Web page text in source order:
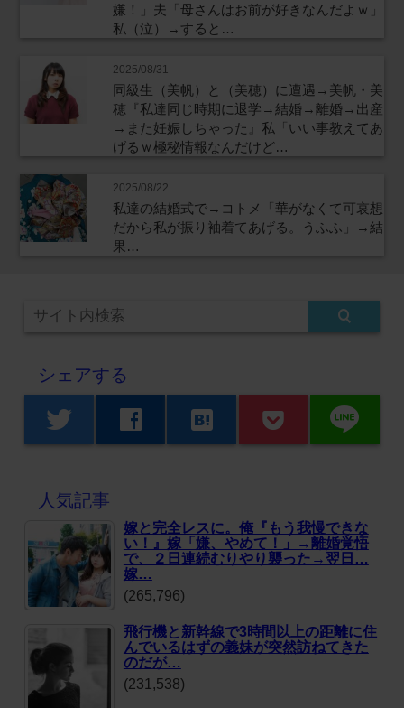
嫌！」夫「母さんはお前が好きなんだよｗ」
私（泣）→すると…
2025/08/31
同級生（美帆）と（美穂）に遭遇→美帆・美
穂『私達同じ時期に退学→結婚→離婚→出産
→また妊娠しちゃった』私「いい事教えてあ
げるｗ極秘情報なんだけど…
2025/08/22
私達の結婚式で→コトメ「華がなくて可哀想
だから私が振り袖着てあげる。うふふ」→結
果…
シェアする
twitter facebook hatenabookmark line
人気記事
嫁と完全レスに。俺『もう我慢できな
い！』嫁「嫌、やめて！」→離婚覚悟
で、２日連続むりやり襲った→翌日…
嫁…
(265,796)
飛行機と新幹線で3時間以上の距離に住
んでいるはずの義妹が突然訪ねてきた
のだが…
(231,538)